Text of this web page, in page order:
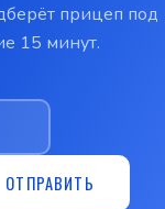
прицеп под
15 минут.
ОТПРАВИТЬ